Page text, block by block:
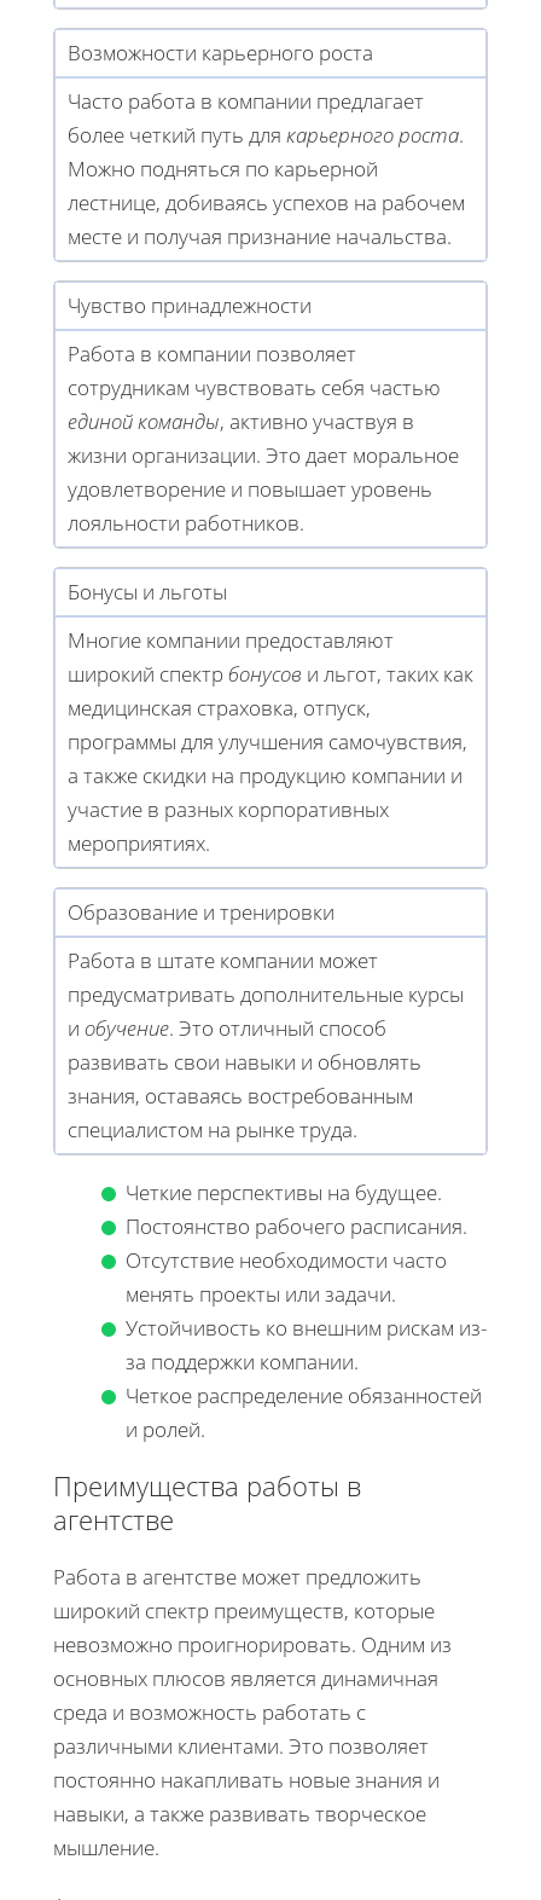
Возможности карьерного роста
Часто работа в компании предлагает
более четкий путь для карьерного роста.
Можно подняться по карьерной
лестнице, добиваясь успехов на рабочем
месте и получая признание начальства.
Чувство принадлежности
Работа в компании позволяет
сотрудникам чувствовать себя частью
единой команды, активно участвуя в
жизни организации. Это дает моральное
удовлетворение и повышает уровень
лояльности работников.
Бонусы и льготы
Многие компании предоставляют
широкий спектр бонусов и льгот, таких как
медицинская страховка, отпуск,
программы для улучшения самочувствия,
а также скидки на продукцию компании и
участие в разных корпоративных
мероприятиях.
Образование и тренировки
Работа в штате компании может
предусматривать дополнительные курсы
и обучение. Это отличный способ
развивать свои навыки и обновлять
знания, оставаясь востребованным
специалистом на рынке труда.
Четкие перспективы на будущее.
Постоянство рабочего расписания.
Отсутствие необходимости часто
менять проекты или задачи.
Устойчивость ко внешним рискам из-
за поддержки компании.
Четкое распределение обязанностей
и ролей.
Преимущества работы в
агентстве
Работа в агентстве может предложить
широкий спектр преимуществ, которые
невозможно проигнорировать. Одним из
основных плюсов является динамичная
среда и возможность работать с
различными клиентами. Это позволяет
постоянно накапливать новые знания и
навыки, а также развивать творческое
мышление.